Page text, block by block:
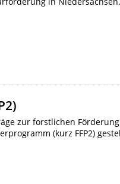
zur forstlichen Förderung
(kurz FFP2)